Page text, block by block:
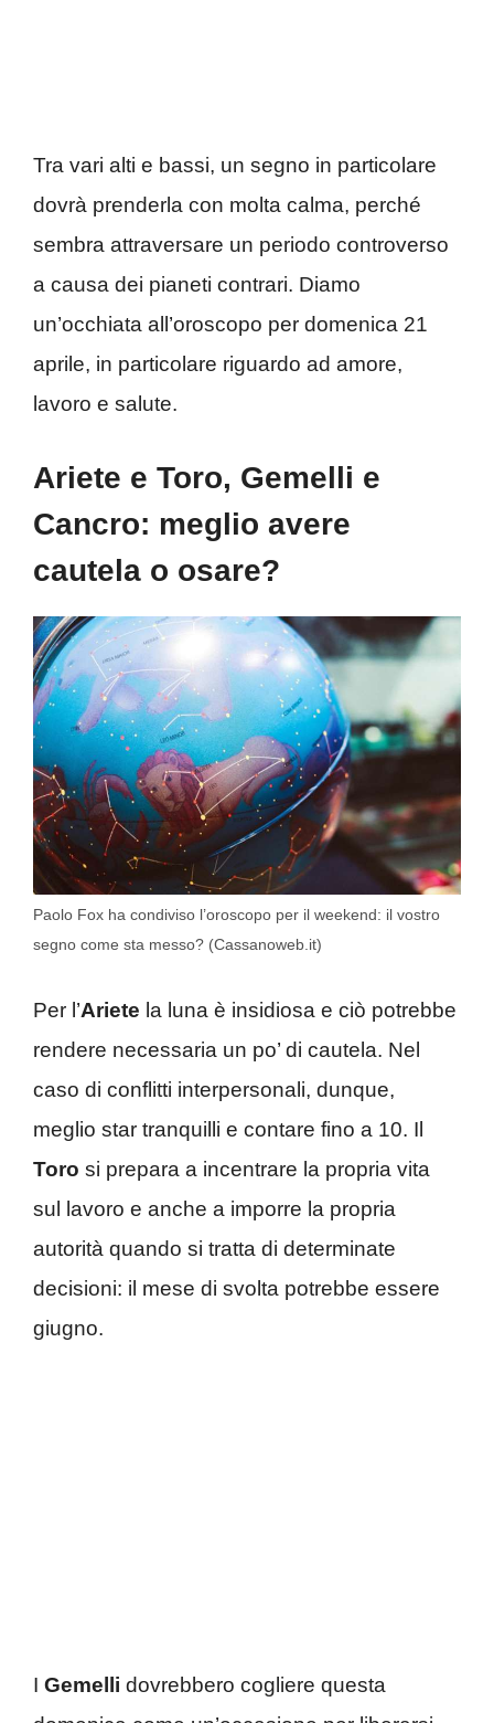
Tra vari alti e bassi, un segno in particolare
dovrà prenderla con molta calma, perché
sembra attraversare un periodo controverso
a causa dei pianeti contrari. Diamo
un’occhiata all’oroscopo per domenica 21
aprile, in particolare riguardo ad amore,
lavoro e salute.
Ariete e Toro, Gemelli e
Cancro: meglio avere
cautela o osare?
Paolo Fox ha condiviso l’oroscopo per il weekend: il vostro
segno come sta messo? (Cassanoweb.it)
Per l’Ariete la luna è insidiosa e ciò potrebbe
rendere necessaria un po’ di cautela. Nel
caso di conflitti interpersonali, dunque,
meglio star tranquilli e contare fino a 10. Il
Toro si prepara a incentrare la propria vita
sul lavoro e anche a imporre la propria
autorità quando si tratta di determinate
decisioni: il mese di svolta potrebbe essere
giugno.
I Gemelli dovrebbero cogliere questa